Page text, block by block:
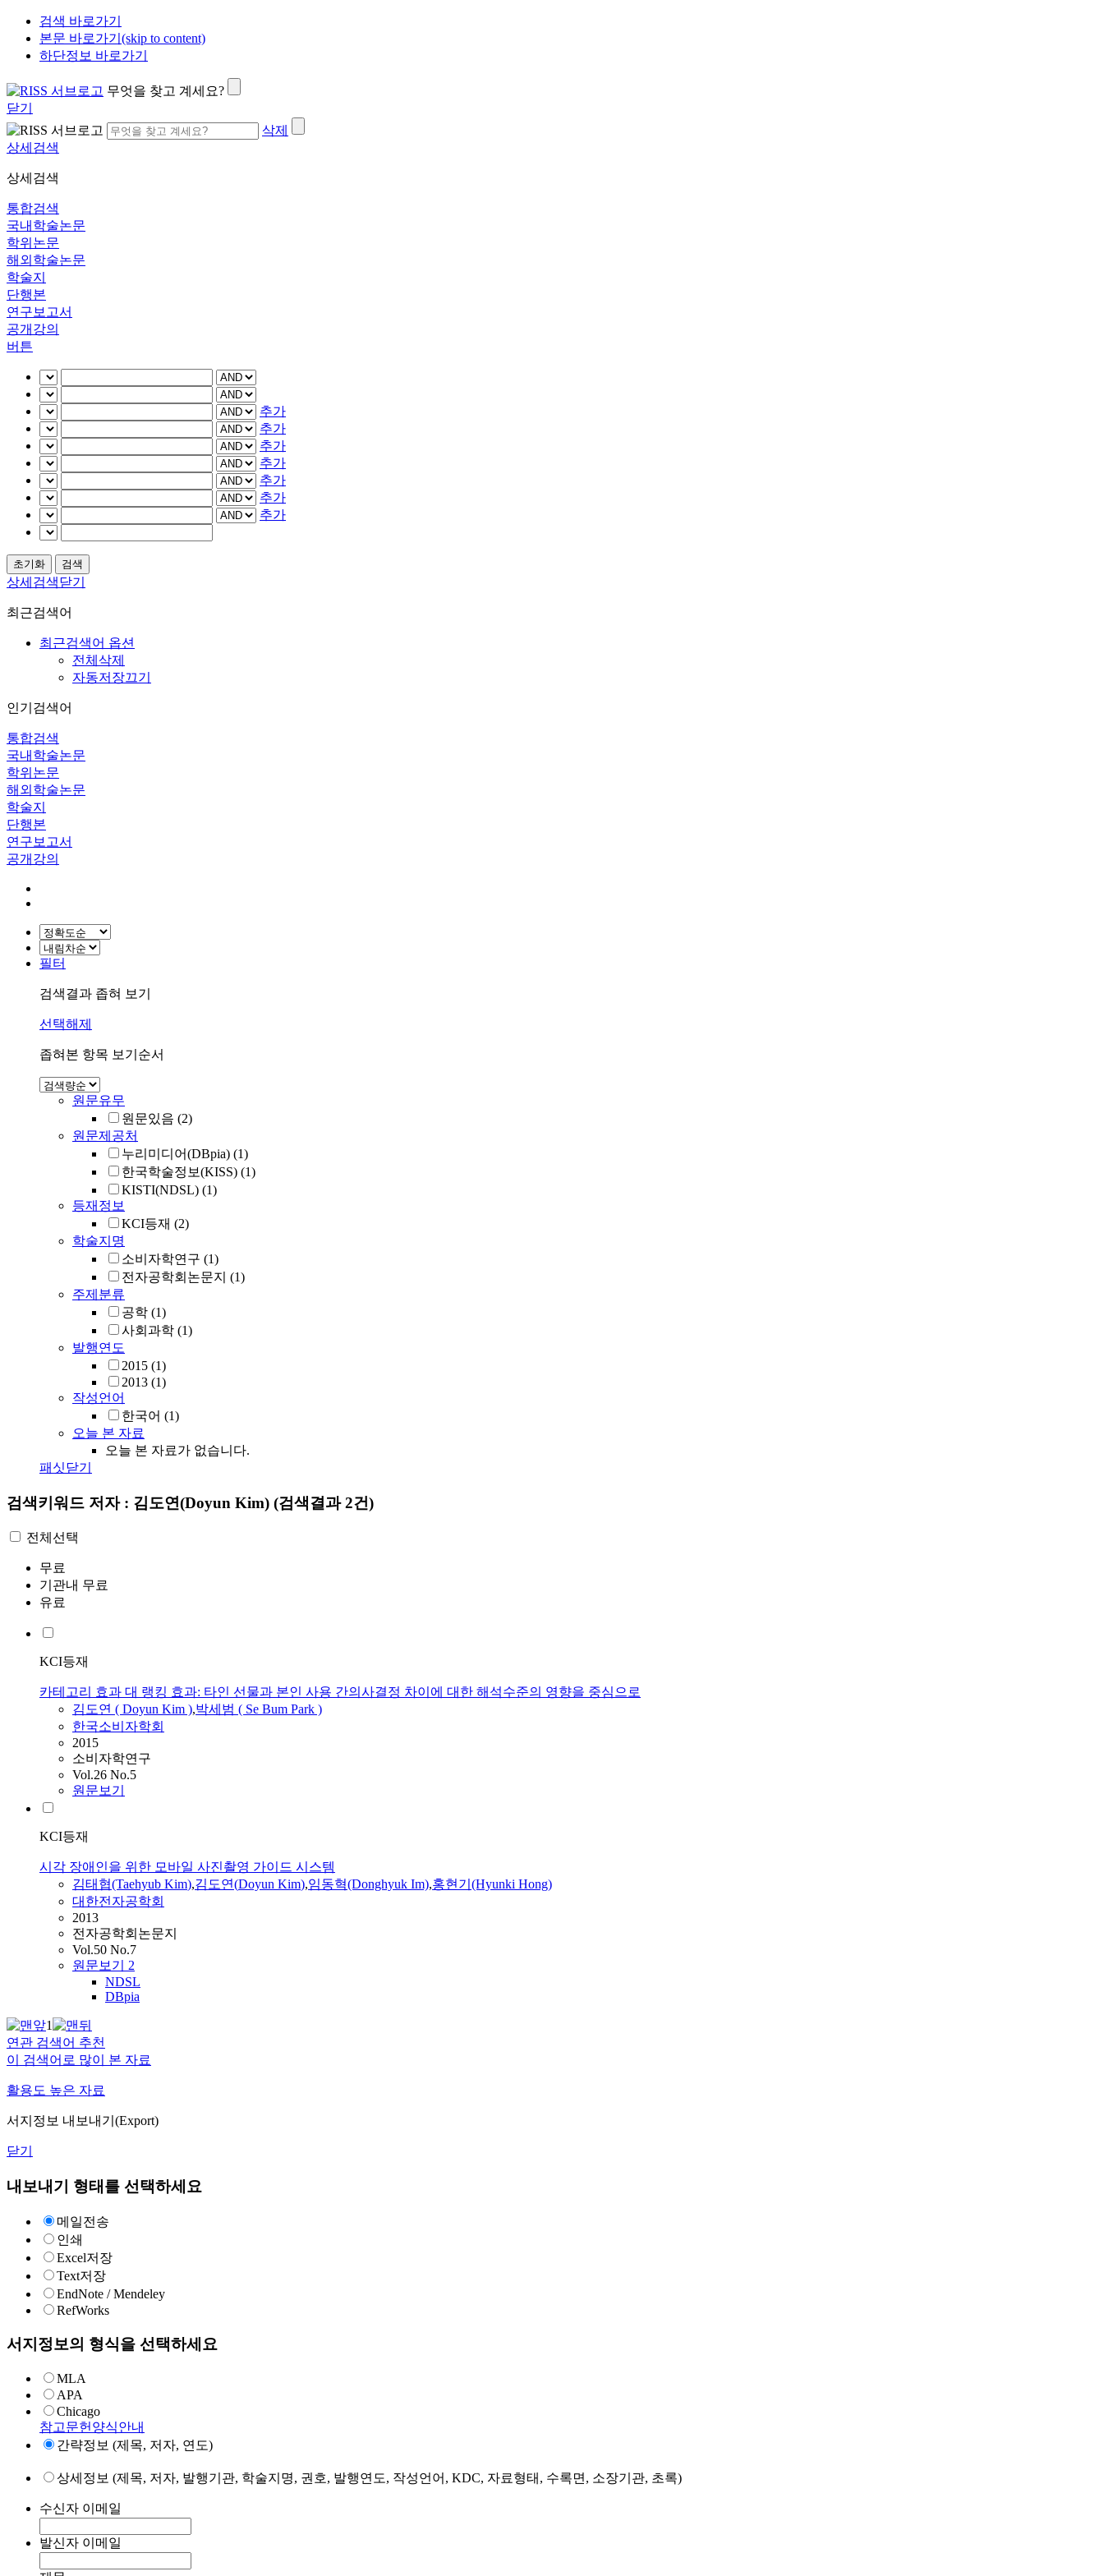
검색 바로가기
본문 바로가기(skip to content)
하단정보 바로가기
무엇을 찾고 계세요?
닫기
삭제
상세검색
상세검색
통합검색
국내학술논문
학위논문
해외학술논문
학술지
단행본
연구보고서
공개강의
버튼
추가
추가
추가
추가
추가
추가
추가
상세검색닫기
최근검색어
최근검색어 옵션
전체삭제
자동저장끄기
인기검색어
통합검색
국내학술논문
학위논문
해외학술논문
학술지
단행본
연구보고서
공개강의
필터
검색결과 좁혀 보기
선택해제
좁혀본 항목 보기순서
원문유무
원문있음 (2)
원문제공처
누리미디어(DBpia) (1)
한국학술정보(KISS) (1)
KISTI(NDSL) (1)
등재정보
KCI등재 (2)
학술지명
소비자학연구 (1)
전자공학회논문지 (1)
주제분류
공학 (1)
사회과학 (1)
발행연도
2015 (1)
2013 (1)
작성언어
한국어 (1)
오늘 본 자료
오늘 본 자료가 없습니다.
패싯닫기
검색키워드 저자 : 김도연(Doyun Kim) (검색결과 2건)
전체선택
무료
기관내 무료
유료
KCI등재
카테고리 효과 대 랭킹 효과: 타인 선물과 본인 사용 간의사결정 차이에 대한 해석수준의 영향을 중심으로
김도연 ( Doyun Kim ),박세범 ( Se Bum Park )
한국소비자학회
2015
소비자학연구
Vol.26 No.5
원문보기
KCI등재
시각 장애인을 위한 모바일 사진촬영 가이드 시스템
김태협(Taehyub Kim),김도연(Doyun Kim),임동혁(Donghyuk Im),홍현기(Hyunki Hong)
대한전자공학회
2013
전자공학회논문지
Vol.50 No.7
원문보기 2
NDSL
DBpia
1
연관 검색어 추천
이 검색어로 많이 본 자료
활용도 높은 자료
서지정보 내보내기(Export)
닫기
내보내기 형태를 선택하세요
메일전송
인쇄
Excel저장
Text저장
EndNote / Mendeley
RefWorks
서지정보의 형식을 선택하세요
MLA
APA
Chicago
참고문헌양식안내
간략정보 (제목, 저자, 연도)
상세정보 (제목, 저자, 발행기관, 학술지명, 권호, 발행연도, 작성언어, KDC, 자료형태, 수록면, 소장기관, 초록)
수신자 이메일
발신자 이메일